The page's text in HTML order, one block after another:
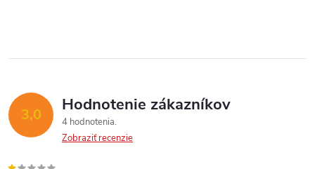
3,0 Hodnotenie zákazníkov
4 hodnotenia
Zobraziť recenzie